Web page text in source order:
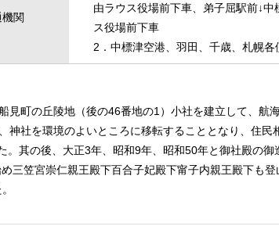
関
由ラウス役場前下車、弟子屈駅前↓中
ス役場前下車
2．中標津空港、羽田、千歳、札幌各
町の丘陵地（後の46番地の1）小社を建立して、航
社を環境のよいところに移転することとなり、住民
其の後、大正3年、昭和9年、昭和50年と御社殿の御
三笠宮崇仁親王殿下百合子妃殿下甯子内親王殿下も